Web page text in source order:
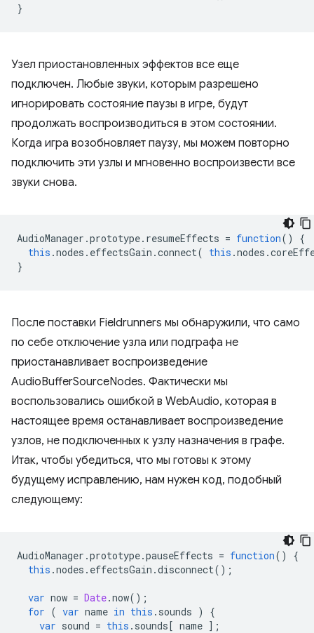
}
Узел приостановленных эффектов все еще
подключен. Любые звуки, которым разрешено
игнорировать состояние паузы в игре, будут
продолжать воспроизводиться в этом состоянии.
Когда игра возобновляет паузу, мы можем повторно
подключить эти узлы и мгновенно воспроизвести все
звуки снова.
AudioManager .prototype. resumeEffects = function()
{
this .nodes . effectsGain .connect( this .nodes .
}
После поставки Fieldrunners мы обнаружили, что само
по себе отключение узла или подграфа не
приостанавливает воспроизведение
AudioBufferSourceNodes. Фактически мы
воспользовались ошибкой в ​​WebAudio, которая в
настоящее время останавливает воспроизведение
узлов, не подключенных к узлу назначения в графе.
Итак, чтобы убедиться, что мы готовы к этому
будущему исправлению, нам нужен код, подобный
следующему:
AudioManager .prototype.pauseEffects = function()
{
this .nodes . effectsGain .disconnect();
var now = Date.now();
for ( var name in this . sounds )
{
var sound = this . sounds[ name ];